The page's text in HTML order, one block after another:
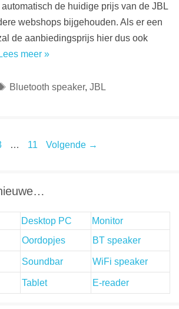
de huidige prijs van de JBL
webshops bijgehouden. Als er een
de aanbiedingsprijs hier dus ook
Lees meer »
Tags
Bluetooth speaker,JBL
… Pagina
11 Volgende →
Desktop PC
Monitor
Oordopjes BT speaker
Soundbar WiFi speaker
Tablet E-reader